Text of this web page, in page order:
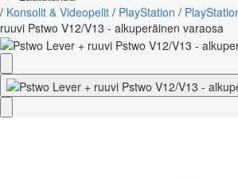
/ Konsolit & Videopelit / PlayStation /
ruuvi Pstwo V12/V13 - alkuperäinen varaosa